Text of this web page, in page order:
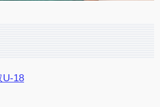
U-18